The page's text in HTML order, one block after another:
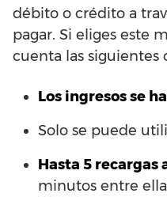
débito o crédito a
pagar. Si eliges este
cuenta las siguientes
Los ingresos se
Solo se puede
Hasta 5 recargas
minutos entre